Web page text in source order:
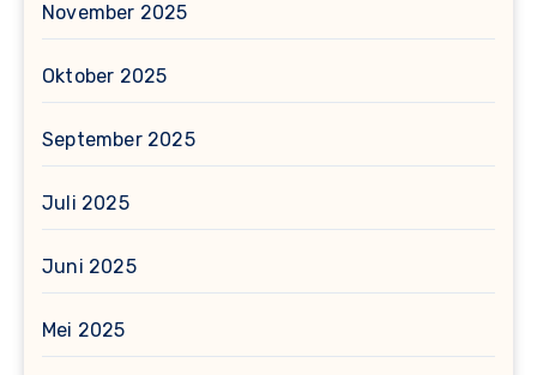
November 2025
Oktober 2025
September 2025
Juli 2025
Juni 2025
Mei 2025